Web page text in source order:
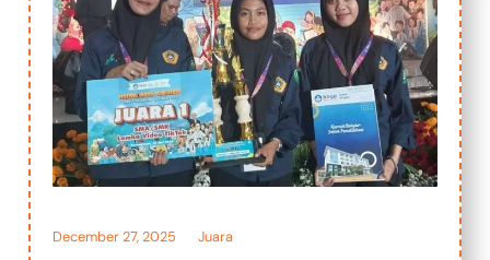
December 27, 2025 Juara